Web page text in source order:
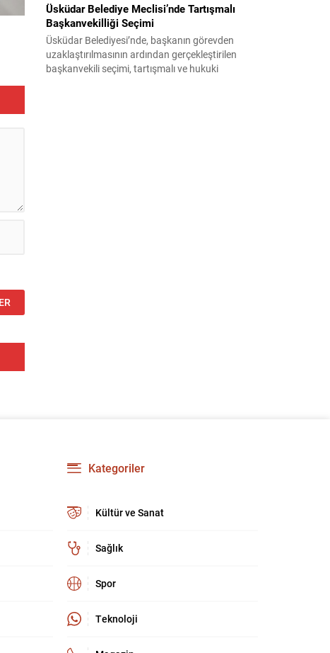
Üsküdar Belediye Meclisi’nde Tartışmalı
Başkanvekilliği Seçimi
Üsküdar Belediyesi’nde, başkanın görevden
uzaklaştırılmasının ardından gerçekleştirilen
başkanvekili seçimi, tartışmalı ve hukuki
Kategoriler
Kültür ve Sanat
Sağlık
Spor
Teknoloji